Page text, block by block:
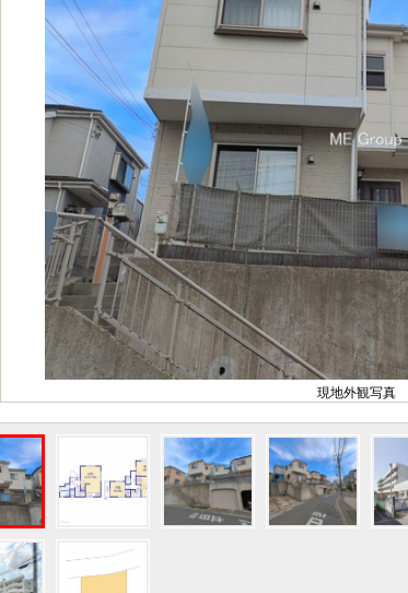
現地外観写真